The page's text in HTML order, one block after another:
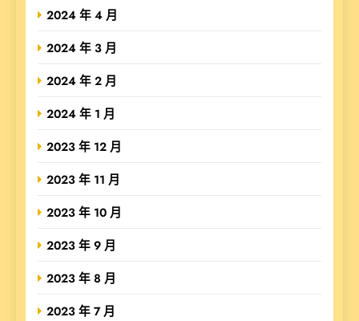
2024 年 4 月
2024 年 3 月
2024 年 2 月
2024 年 1 月
2023 年 12 月
2023 年 11 月
2023 年 10 月
2023 年 9 月
2023 年 8 月
2023 年 7 月